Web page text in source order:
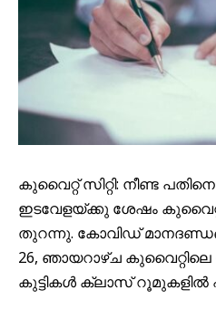
കുവൈറ്റ് സിറ്റി: നീണ്ട
ഇടവേളയ്ക്കു ശേഷം
തുറന്നു. കോവിഡ്
26, ഞായറാഴ്ച
കുട്ടികൾ ക്ലാസ് റൂമുകളിൽ